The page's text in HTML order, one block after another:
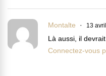
Montalte 13
Là aussi, il
Connectez-vous